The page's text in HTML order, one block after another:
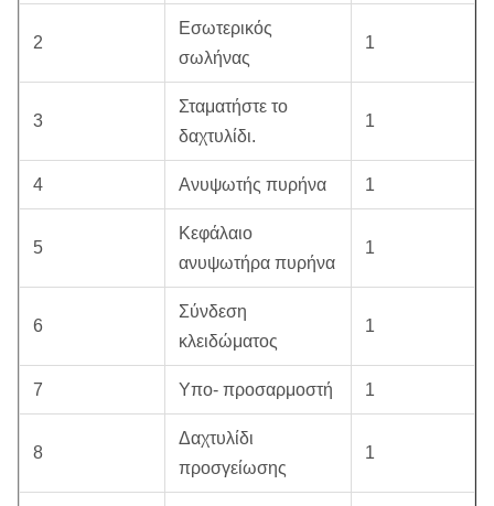
2
Εσωτερικός
σωλήνας
1
3
Σταματήστε το
δαχτυλίδι.
1
4 Ανυψωτής πυρήνα 1
5
Κεφάλαιο
ανυψωτήρα πυρήνα
1
6
Σύνδεση
κλειδώματος
1
7 Υπο- προσαρμοστή 1
8
Δαχτυλίδι
προσγείωσης
1